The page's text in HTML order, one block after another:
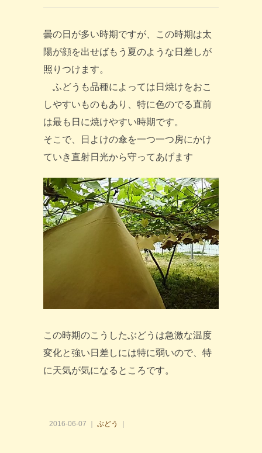
曇の日が多い時期ですが、この時期は太
陽が顔を出せばもう夏のような日差しが
照りつけます。
ふどうも品種によっては日焼けをおこ
しやすいものもあり、特に色のでる直前
は最も日に焼けやすい時期です。
そこで、日よけの傘を一つ一つ房にかけ
ていき直射日光から守ってあげます
この時期のこうしたぶどうは急激な温度
変化と強い日差しには特に弱いので、特
に天気が気になるところです。
2016-06-07 ｜ ぶどう ｜